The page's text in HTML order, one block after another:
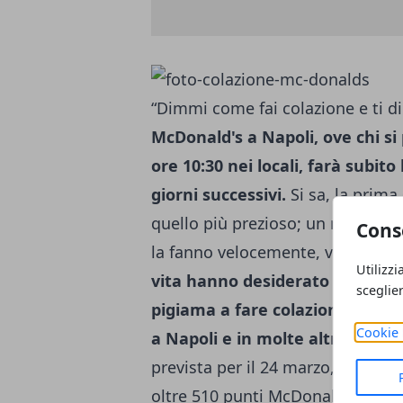
Cookie
“Dimmi come fai colazione e ti
McDonald's a Napoli, ove chi
ore 10:30 nei locali, farà
giorni successivi. Si sa, la
quello più prezioso; un rito che
la fanno velocemente, vestiti di
vita hanno desiderato
di
pigiama a fare colazione!
a Napoli e in molte altre città
prevista per il 24 marzo, che
oltre 510 punti McDonald’s,